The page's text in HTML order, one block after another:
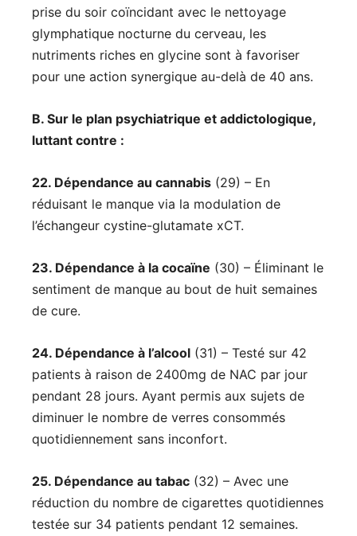
prise du soir coïncidant avec le nettoyage
glymphatique nocturne du cerveau, les
nutriments riches en glycine sont à favoriser
pour une action synergique au-delà de 40 ans.
B. Sur le plan psychiatrique et addictologique,
luttant contre :
22. Dépendance au cannabis (29) – En
réduisant le manque via la modulation de
l’échangeur cystine-glutamate xCT.
23. Dépendance à la cocaïne (30) – Éliminant le
sentiment de manque au bout de huit semaines
de cure.
24. Dépendance à l’alcool (31) – Testé sur 42
patients à raison de 2400mg de NAC par jour
pendant 28 jours. Ayant permis aux sujets de
diminuer le nombre de verres consommés
quotidiennement sans inconfort.
25. Dépendance au tabac (32) – Avec une
réduction du nombre de cigarettes quotidiennes
testée sur 34 patients pendant 12 semaines.